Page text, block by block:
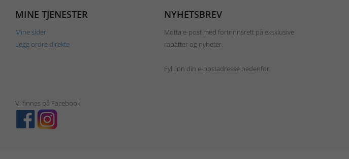
MINE TJENESTER
Mine sider
Legg ordre direkte
NYHETSBREV
Motta e-post med fortrinnsrett på eksklusive
rabatter og nyheter.
Fyll inn din e-postadresse nedenfor.
Vi finnes på Facebook